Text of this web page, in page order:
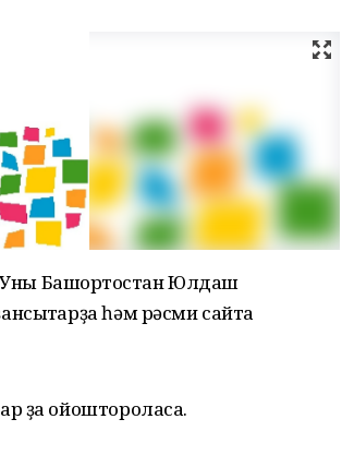
Уны Башҡортостан Юлдаш
һәм рәсми сайтҡа
ҙа ойоштороласаҡ.